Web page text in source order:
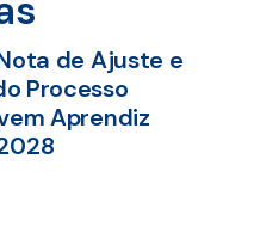
de Ajuste e
Processo
Aprendiz